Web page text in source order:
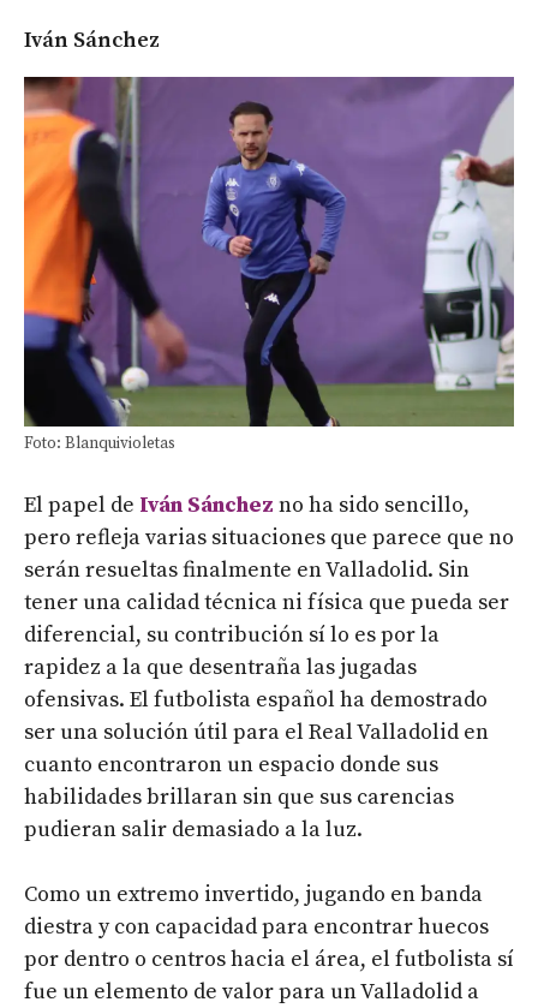
Iván Sánchez
Foto: Blanquivioletas
El papel de Iván Sánchez no ha sido sencillo,
pero refleja varias situaciones que parece que no
serán resueltas finalmente en Valladolid. Sin
tener una calidad técnica ni física que pueda ser
diferencial, su contribución sí lo es por la
rapidez a la que desentraña las jugadas
ofensivas. El futbolista español ha demostrado
ser una solución útil para el Real Valladolid en
cuanto encontraron un espacio donde sus
habilidades brillaran sin que sus carencias
pudieran salir demasiado a la luz.
Como un extremo invertido, jugando en banda
diestra y con capacidad para encontrar huecos
por dentro o centros hacia el área, el futbolista sí
fue un elemento de valor para un Valladolid a